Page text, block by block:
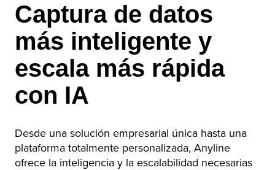
Captura de datos
más inteligente y
escala más rápida
con IA
Desde una solución empresarial única hasta una
plataforma totalmente personalizada, Anyline
ofrece la inteligencia y la escalabilidad necesarias